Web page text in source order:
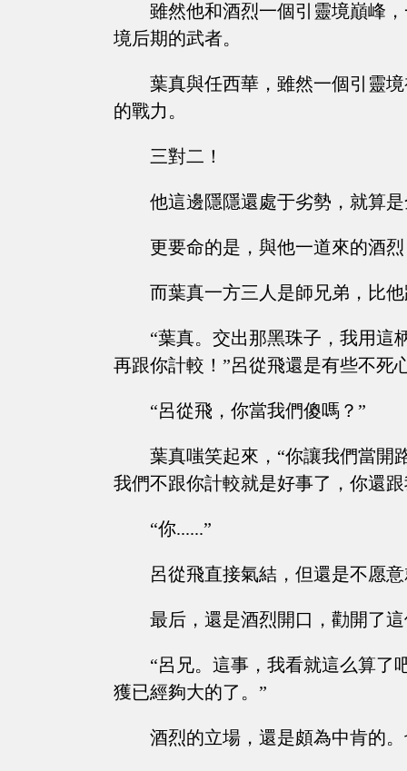
雖然他和酒烈一個引靈境巔峰
境后期的武者。
葉真與任西華，雖然一個引靈
的戰力。
三對二！
他這邊隱隱還處于劣勢，就算
更要命的是，與他一道來的酒
而葉真一方三人是師兄弟，比
“葉真。交出那黑珠子，我用這
再跟你計較！”呂從飛還是有些不死
“呂從飛，你當我們傻嗎？”
葉真嗤笑起來，“你讓我們當開
我們不跟你計較就是好事了，你還
“你......”
呂從飛直接氣結，但還是不愿
最后，還是酒烈開口，勸開了
“呂兄。這事，我看就這么算了
獲已經夠大的了。”
酒烈的立場，還是頗為中肯的